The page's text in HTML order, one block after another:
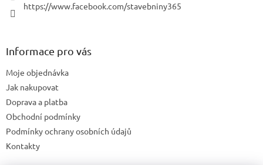
https://www.facebook.com/stavebniny365
Informace pro vás
Moje objednávka
Jak nakupovat
Doprava a platba
Obchodní podmínky
Podmínky ochrany osobních údajů
Kontakty